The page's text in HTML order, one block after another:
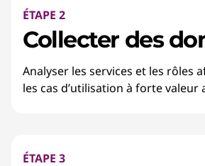
ÉTAPE 2
Collecter des
Analyser les services et les rôles
les cas d’utilisation à forte valeur
ÉTAPE 3